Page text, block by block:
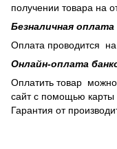
получении товара на
Безналичная оплата
Оплата проводится
Онлайн-оплата
Оплатить товар
сайт с помощью карты
Гарантия от